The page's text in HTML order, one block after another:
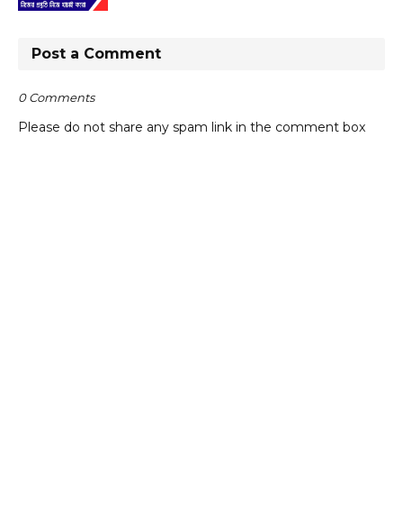
Post a Comment
0 Comments
Please do not share any spam link in the comment box